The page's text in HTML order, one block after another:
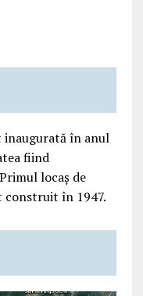
inaugurată în anul
fiind
locaș de
construit în 1947.